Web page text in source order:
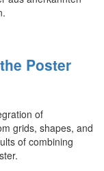
Poster
of
grids, shapes, and
of combining